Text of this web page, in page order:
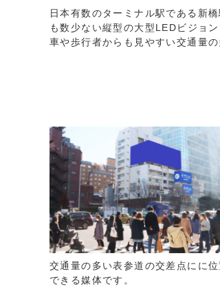
日本有数のターミナル駅である新
も数少ない縦型の大型LEDビジョン
車や歩行者からも見やすい交通量
交通量の多い表参道の交差点にに
できる媒体です。